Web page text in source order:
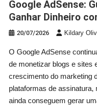
Google AdSense: Guia Completo para
Ganhar Dinheiro
20/07/2026 Kildary
O Google AdSense
de monetizar blogs e sites
crescimento do marketing
plataformas de
ainda conseguem gerar